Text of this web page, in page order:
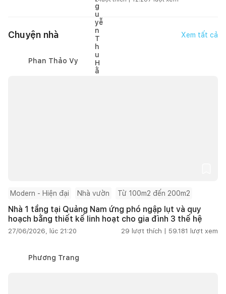
Chuyện nhà Xem tất cả
Phan Thảo Vy
Modern - Hiện đại Nhà vườn Từ 100m2 đến 200m2
Nhà 1 tầng tại Quảng Nam ứng phó ngập lụt và quy
hoạch bằng thiết kế linh hoạt cho gia đình 3 thế hệ
27/06/2026, lúc 21:20 29 lượt thích | 59.181 lượt xem
Phương Trang